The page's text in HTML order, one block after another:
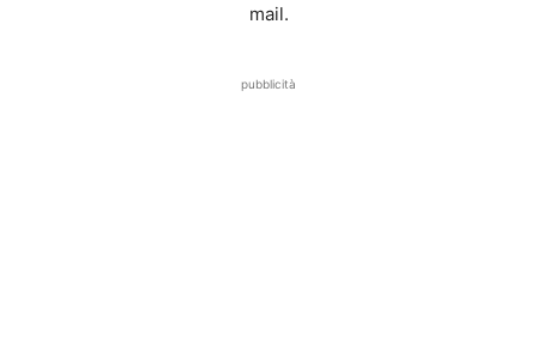
mail.
pubblicità